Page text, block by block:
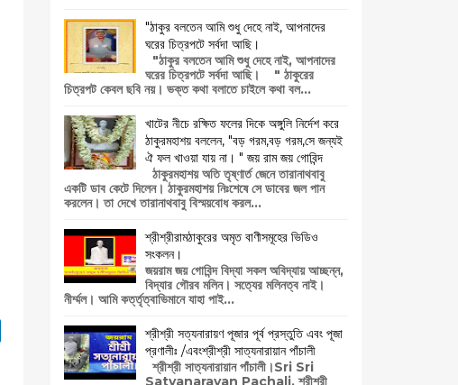
"ঠাকুর বলতেন আমি শুধু দেহে নাই, আপনাদের
ঘরের চিত্রপটে সর্বদা আছি।
"ঠাকুর বলতেন আমি শুধু দেহে নাই, আপনাদের
ঘরের চিত্রপটে সর্বদা আছি। " ঠাকুরের
চিত্রপট কেবল ছবি নয়। ভক্ত কথা বলাতে চাইলে কথা বল...
খাটের নীচে রক্ষিত ফলের দিকে অঙ্গুলি নির্দেশ করে
ঠাকুরমহাশয় বললেন, "বড় গরম,বড় গরম,সে জন্যই
ঐ ফল খাওয়া যায় না। " জয় রাম জয় গোবিন্দ
ঠাকুরমহাশয় অতি তৃষ্ণার্ত জেনে তারানাথবাবু
একটি ডাব কেটে দিলেন। ঠাকুরমহাশয় নিঃশেষে সে ডাবের জল পান
করলেন। তা দেখে তারানাথবাবু বিস্ময়বোধ করল...
শ্রীশ্রীরামঠাকুরের অমৃত বাণীসমূহের ভিডিও
সংকলন।
জয়রাম জয় গোবিন্দ বিদ্যা সকল অবিদ্যায় আচ্ছন্ন,
বিদ্যার গৌরব মলিন। সত্যের মলিনত্ব নাই।
নীর্ম্মল। আমি কর্ত্তৃত্বাভিমানে যাহা পাই...
শ্রীশ্রী সত্যনারায়ণ পূজার পূর্ব প্রস্তুতি এবং পূজা
প্রণালীঃ /এবংশ্রীশ্রী সাত্যনারায়ান পাঁচালী
শ্রীশ্রী সাত্যনারায়ান পাঁচালী।Sri Sri
Satyanarayan Pachali. শ্রীশ্রী